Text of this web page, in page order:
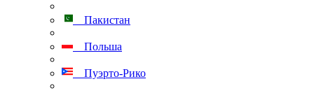
Пакистан
Польша
Пуэрто-Рико